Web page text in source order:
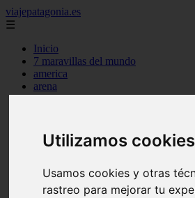
Utilizamos cookies
Usamos cookies y otras
rastreo para mejorar tu
viajepatagonia.es
☰
Inicio
7 maravillas del mundo
america
arena
benidorm
c entre rios
c generalidades del pais
c neuquen
c provincias